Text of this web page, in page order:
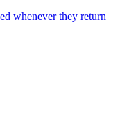
whenever they return